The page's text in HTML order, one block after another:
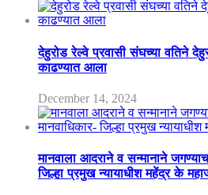
देहुरोड रेल्वे प्रवासी संघच्या वतिने
काढण्यात आला
December 14, 2024
मानवाला आदराने व सन्मानाने
जिल्हा प्रमुख न्यायाधीश महेंद्र के